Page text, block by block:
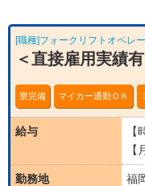
[職種]フォークリフトオペレ
＜直接雇用実績
寮完備 マイカー通勤ＯＫ
給与
【
勤務地 福